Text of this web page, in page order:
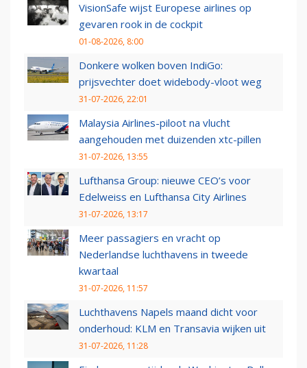
VisionSafe wijst Europese airlines op
gevaren rook in de cockpit
01-08-2026, 8:00
Donkere wolken boven IndiGo:
prijsvechter doet widebody-vloot weg
31-07-2026, 22:01
Malaysia Airlines-piloot na vlucht
aangehouden met duizenden xtc-pillen
31-07-2026, 13:55
Lufthansa Group: nieuwe CEO’s voor
Edelweiss en Lufthansa City Airlines
31-07-2026, 13:17
Meer passagiers en vracht op
Nederlandse luchthavens in tweede
kwartaal
31-07-2026, 11:57
Luchthavens Napels maand dicht voor
onderhoud: KLM en Transavia wijken uit
31-07-2026, 11:28